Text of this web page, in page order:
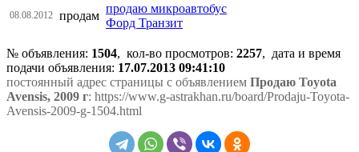
08.08.2012 продам
продаю микроавтобус
Форд Транзит
№ объявления: 1504, кол-во просмотров: 2257, дата и время
подачи объявления: 17.07.2013 09:41:10
постоянный адрес страницы с объявлением Продаю Toyota
Avensis, 2009 г: https://www.g-astrakhan.ru/board/Prodaju-Toyota-
Avensis-2009-g-1504.html